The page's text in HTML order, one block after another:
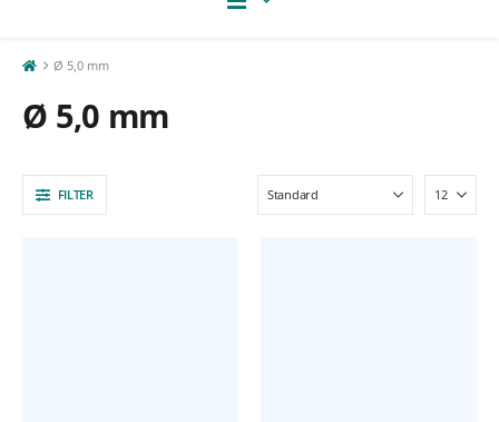
Ø 5,0 mm
Ø 5,0 mm
FILTER